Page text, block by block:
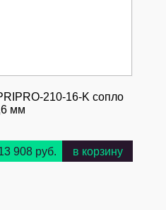
210-16-K сопло
мм
908 руб. в корзину